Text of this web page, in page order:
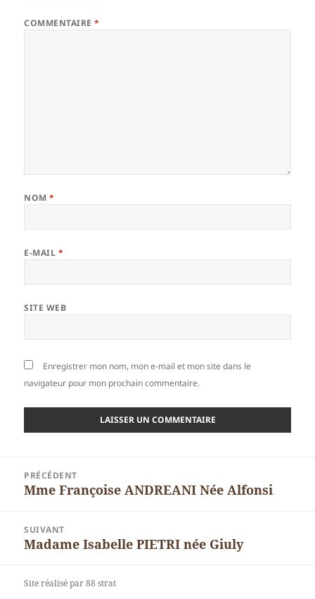
COMMENTAIRE*
NOM*
E-MAIL *
SITE WEB
Enregistrer mon nom, mon e-mail et mon site dans le
navigateur pour mon prochain commentaire.
l’article
PRÉCÉDENT
Article
Mme Françoise ANDREANI Née Alfonsi
SUIVANT
Article
Madame Isabelle PIETRI née Giuly
Site réalisé par 88 strat